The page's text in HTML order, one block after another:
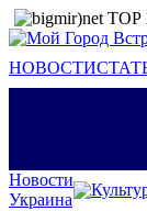
НОВОСТИ
Новости
Украина